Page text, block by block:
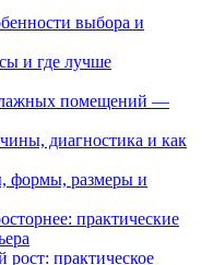
выбора и
и где лучше
помещений —
диагностика и как
формы, размеры и
практические
рост: практическое